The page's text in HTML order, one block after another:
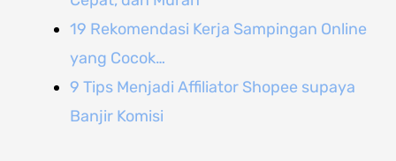
19 Rekomendasi Kerja Sampingan Online
yang Cocok…
9 Tips Menjadi Affiliator Shopee supaya
Banjir Komisi